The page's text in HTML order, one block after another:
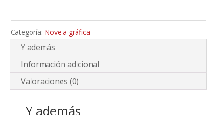
Categoría: Novela gráfica
Y además
Información adicional
Valoraciones (0)
Y además